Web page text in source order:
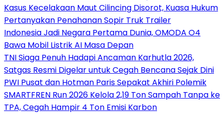
Kasus Kecelakaan Maut Cilincing Disorot, Kuasa Hukum
Pertanyakan Penahanan Sopir Truk Trailer
Indonesia Jadi Negara Pertama Dunia, OMODA O4
Bawa Mobil Listrik AI Masa Depan
TNI Siaga Penuh Hadapi Ancaman Karhutla 2026,
Satgas Resmi Digelar untuk Cegah Bencana Sejak Dini
PWI Pusat dan Hotman Paris Sepakat Akhiri Polemik
SMARTFREN Run 2026 Kelola 2,19 Ton Sampah Tanpa ke
TPA, Cegah Hampir 4 Ton Emisi Karbon